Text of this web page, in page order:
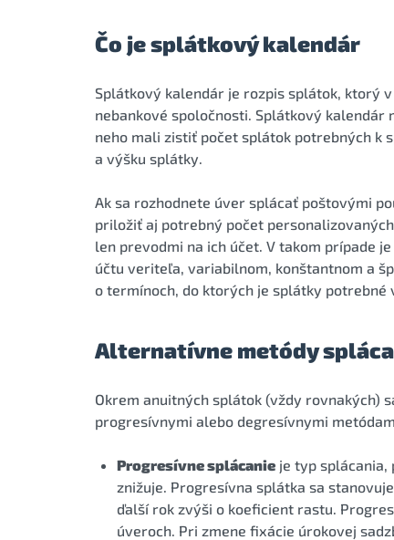
Čo je splátkový kalendár
Splátkový kalendár je rozpis splátok, ktorý
nebankové spoločnosti. Splátkový
neho mali zistiť počet splátok potrebných
a výšku splátky.
Ak sa rozhodnete úver splácať poštovými
priložiť aj potrebný počet
len prevodmi na ich účet. V takom prípade
účtu veriteľa, variabilnom, konštantnom a
o termínoch, do ktorých je splátky potrebné
Alternatívne metódy
Okrem anuitných splátok (vždy rovnakých)
progresívnymi alebo degresívnymi
Progresívne splácanie je typ splácania,
znižuje. Progresívna splátka sa
ďalší rok zvýši o koeficient rastu.
úveroch. Pri zmene fixácie úrokovej